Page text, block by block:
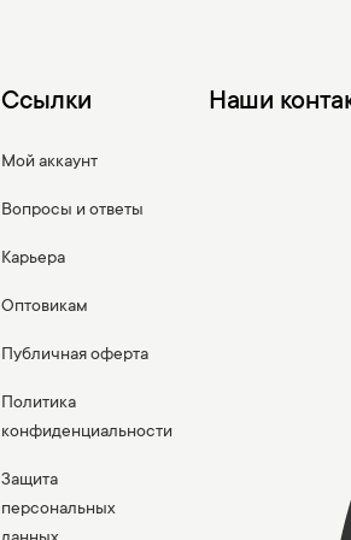
Ссылки
Мой аккаунт
Вопросы и ответы
Карьера
Оптовикам
Публичная оферта
Политика
конфиденциальности
Защита
персональных
Наши